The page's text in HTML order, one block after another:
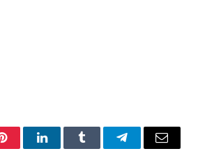
PinterestLinkedInTumblr TelegramEmail